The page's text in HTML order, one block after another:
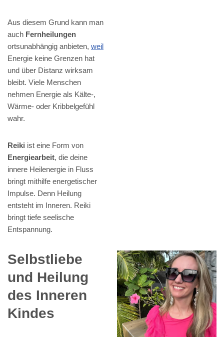
Aus diesem Grund kann man
auch Fernheilungen
ortsunabhängig anbieten, weil
Energie keine Grenzen hat
und über Distanz wirksam
bleibt. Viele Menschen
nehmen Energie als Kälte-,
Wärme- oder Kribbelgefühl
wahr.
Reiki ist eine Form von
Energiearbeit, die deine
innere Heilenergie in Fluss
bringt mithilfe energetischer
Impulse. Denn Heilung
entsteht im Inneren. Reiki
bringt tiefe seelische
Entspannung.
Selbstliebe
und Heilung
des Inneren
Kindes